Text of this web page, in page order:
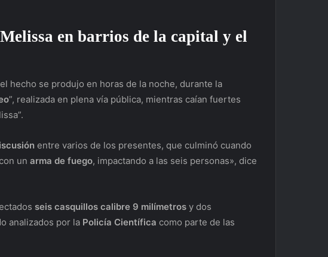
en barrios de la capital y el
hecho se produjo en horas de la noche, durante la
”, realizada en plena vía pública, mientras caían fuertes
entre varios de los presentes, que culminó cuando
con un arma de fuego, impactando a las seis personas», dice
seis casquillos calibre 9 milímetros y dos
analizados por la Policía Científica como parte de las